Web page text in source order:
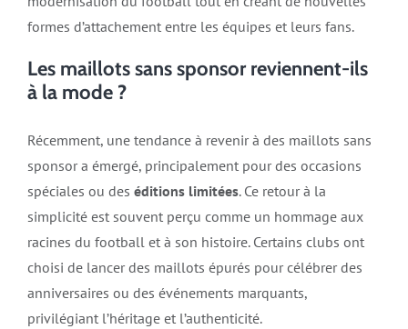
formes d’attachement entre les équipes et leurs fans.
Les maillots sans sponsor reviennent-ils
à la mode ?
Récemment, une tendance à revenir à des maillots sans
sponsor a émergé, principalement pour des occasions
spéciales ou des éditions limitées. Ce retour à la
simplicité est souvent perçu comme un hommage aux
racines du football et à son histoire. Certains clubs ont
choisi de lancer des maillots épurés pour célébrer des
anniversaires ou des événements marquants,
privilégiant l’héritage et l’authenticité.